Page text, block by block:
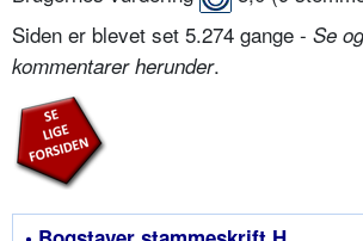
Siden er blevet set 5.274 gange - Se
kommentarer herunder.